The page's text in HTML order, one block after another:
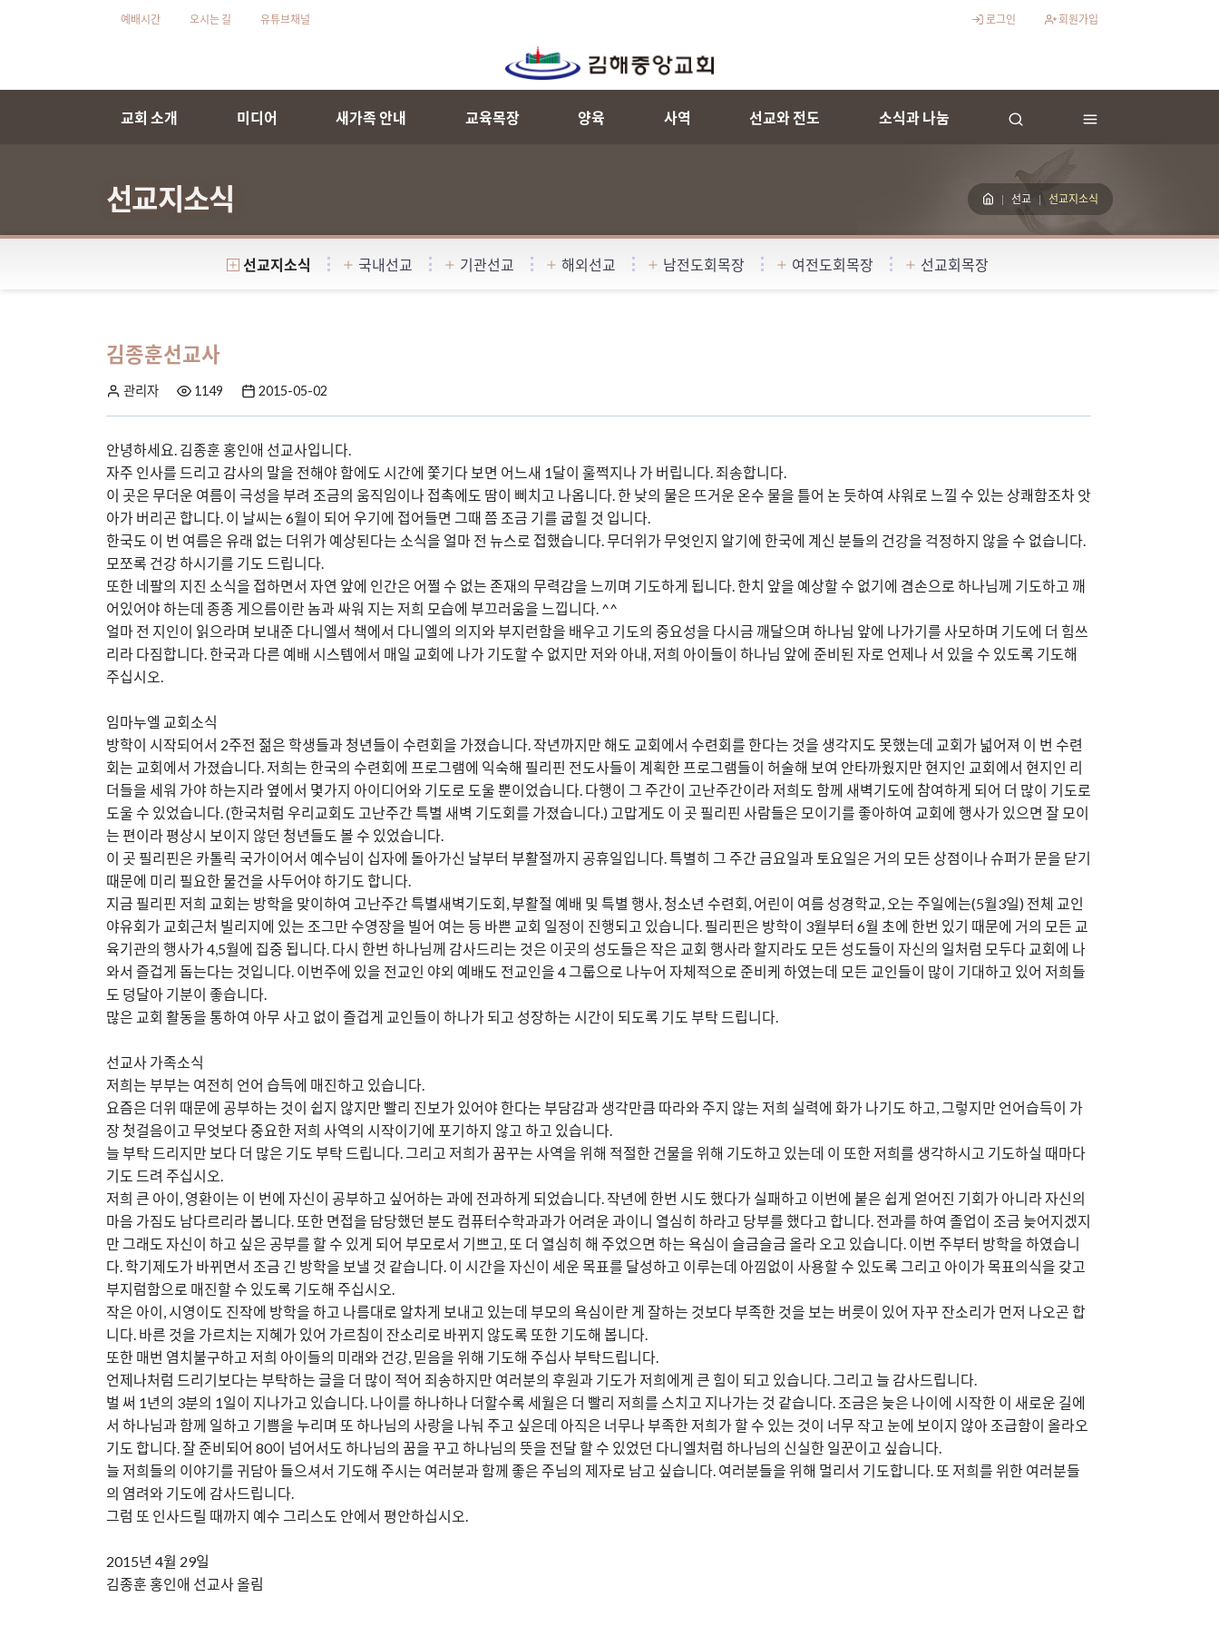
예배시간 오시는 길 유튜브채널 로그인 회원가입
교회 소개 미디어 새가족 안내 교육목장 양육 사역 선교와 전도 소식과 나눔
선교지소식 선교 선교지소식
선교지소식 국내선교 기관선교 해외선교 남전도회목장 여전도회목장 선교회목장
김종훈선교사
관리자 1149 2015-05-02
안녕하세요. 김종훈 홍인애 선교사입니다.
자주 인사를 드리고 감사의 말을 전해야 함에도 시간에 쫓기다 보면 어느새 1달이 훌쩍지나 가 버립니다. 죄송합니다.
이 곳은 무더운 여름이 극성을 부려 조금의 움직임이나 접촉에도 땀이 삐치고 나옵니다. 한 낮의 물은 뜨거운 온수 물을 틀어 논 듯하여 샤워로 느낄 수 있는 상쾌함조차 앗
아가 버리곤 합니다. 이 날씨는 6월이 되어 우기에 접어들면 그때 쯤 조금 기를 굽힐 것 입니다.
한국도 이 번 여름은 유래 없는 더위가 예상된다는 소식을 얼마 전 뉴스로 접했습니다. 무더위가 무엇인지 알기에 한국에 계신 분들의 건강을 걱정하지 않을 수 없습니다.
모쪼록 건강 하시기를 기도 드립니다.
또한 네팔의 지진 소식을 접하면서 자연 앞에 인간은 어쩔 수 없는 존재의 무력감을 느끼며 기도하게 됩니다. 한치 앞을 예상할 수 없기에 겸손으로 하나님께 기도하고 깨
어있어야 하는데 종종 게으름이란 놈과 싸워 지는 저희 모습에 부끄러움을 느낍니다. ^^
얼마 전 지인이 읽으라며 보내준 다니엘서 책에서 다니엘의 의지와 부지런함을 배우고 기도의 중요성을 다시금 깨달으며 하나님 앞에 나가기를 사모하며 기도에 더 힘쓰
리라 다짐합니다. 한국과 다른 예배 시스템에서 매일 교회에 나가 기도할 수 없지만 저와 아내, 저희 아이들이 하나님 앞에 준비된 자로 언제나 서 있을 수 있도록 기도해
주십시오.
임마누엘 교회소식
방학이 시작되어서 2주전 젊은 학생들과 청년들이 수련회을 가졌습니다. 작년까지만 해도 교회에서 수련회를 한다는 것을 생각지도 못했는데 교회가 넓어져 이 번 수련
회는 교회에서 가졌습니다. 저희는 한국의 수련회에 프로그램에 익숙해 필리핀 전도사들이 계획한 프로그램들이 허술해 보여 안타까웠지만 현지인 교회에서 현지인 리
더들을 세워 가야 하는지라 옆에서 몇가지 아이디어와 기도로 도울 뿐이었습니다. 다행이 그 주간이 고난주간이라 저희도 함께 새벽기도에 참여하게 되어 더 많이 기도로
도울 수 있었습니다. (한국처럼 우리교회도 고난주간 특별 새벽 기도회를 가졌습니다.) 고맙게도 이 곳 필리핀 사람들은 모이기를 좋아하여 교회에 행사가 있으면 잘 모이
는 편이라 평상시 보이지 않던 청년들도 볼 수 있었습니다.
이 곳 필리핀은 카톨릭 국가이어서 예수님이 십자에 돌아가신 날부터 부활절까지 공휴일입니다. 특별히 그 주간 금요일과 토요일은 거의 모든 상점이나 슈퍼가 문을 닫기
때문에 미리 필요한 물건을 사두어야 하기도 합니다.
지금 필리핀 저희 교회는 방학을 맞이하여 고난주간 특별새벽기도회, 부활절 예배 및 특별 행사, 청소년 수련회, 어린이 여름 성경학교, 오는 주일에는(5월3일) 전체 교인
야유회가 교회근처 빌리지에 있는 조그만 수영장을 빌어 여는 등 바쁜 교회 일정이 진행되고 있습니다. 필리핀은 방학이 3월부터 6월 초에 한번 있기 때문에 거의 모든 교
육기관의 행사가 4,5월에 집중 됩니다. 다시 한번 하나님께 감사드리는 것은 이곳의 성도들은 작은 교회 행사라 할지라도 모든 성도들이 자신의 일처럼 모두다 교회에 나
와서 즐겁게 돕는다는 것입니다. 이번주에 있을 전교인 야외 예배도 전교인을 4 그룹으로 나누어 자체적으로 준비케 하였는데 모든 교인들이 많이 기대하고 있어 저희들
도 덩달아 기분이 좋습니다.
많은 교회 활동을 통하여 아무 사고 없이 즐겁게 교인들이 하나가 되고 성장하는 시간이 되도록 기도 부탁 드립니다.
선교사 가족소식
저희는 부부는 여전히 언어 습득에 매진하고 있습니다.
요즘은 더위 때문에 공부하는 것이 쉽지 않지만 빨리 진보가 있어야 한다는 부담감과 생각만큼 따라와 주지 않는 저희 실력에 화가 나기도 하고, 그렇지만 언어습득이 가
장 첫걸음이고 무엇보다 중요한 저희 사역의 시작이기에 포기하지 않고 하고 있습니다.
늘 부탁 드리지만 보다 더 많은 기도 부탁 드립니다. 그리고 저희가 꿈꾸는 사역을 위해 적절한 건물을 위해 기도하고 있는데 이 또한 저희를 생각하시고 기도하실 때마다
기도 드려 주십시오.
저희 큰 아이, 영환이는 이 번에 자신이 공부하고 싶어하는 과에 전과하게 되었습니다. 작년에 한번 시도 했다가 실패하고 이번에 붙은 쉽게 얻어진 기회가 아니라 자신의
마음 가짐도 남다르리라 봅니다. 또한 면접을 담당했던 분도 컴퓨터수학과과가 어려운 과이니 열심히 하라고 당부를 했다고 합니다. 전과를 하여 졸업이 조금 늦어지겠지
만 그래도 자신이 하고 싶은 공부를 할 수 있게 되어 부모로서 기쁘고, 또 더 열심히 해 주었으면 하는 욕심이 슬금슬금 올라 오고 있습니다. 이번 주부터 방학을 하였습니
다. 학기제도가 바뀌면서 조금 긴 방학을 보낼 것 같습니다. 이 시간을 자신이 세운 목표를 달성하고 이루는데 아낌없이 사용할 수 있도록 그리고 아이가 목표의식을 갖고
부지럼함으로 매진할 수 있도록 기도해 주십시오.
작은 아이, 시영이도 진작에 방학을 하고 나름대로 알차게 보내고 있는데 부모의 욕심이란 게 잘하는 것보다 부족한 것을 보는 버릇이 있어 자꾸 잔소리가 먼저 나오곤 합
니다. 바른 것을 가르치는 지혜가 있어 가르침이 잔소리로 바뀌지 않도록 또한 기도해 봅니다.
또한 매번 염치불구하고 저희 아이들의 미래와 건강, 믿음을 위해 기도해 주십사 부탁드립니다.
언제나처럼 드리기보다는 부탁하는 글을 더 많이 적어 죄송하지만 여러분의 후원과 기도가 저희에게 큰 힘이 되고 있습니다. 그리고 늘 감사드립니다.
벌 써 1년의 3분의 1일이 지나가고 있습니다. 나이를 하나하나 더할수록 세월은 더 빨리 저희를 스치고 지나가는 것 같습니다. 조금은 늦은 나이에 시작한 이 새로운 길에
서 하나님과 함께 일하고 기쁨을 누리며 또 하나님의 사랑을 나눠 주고 싶은데 아직은 너무나 부족한 저희가 할 수 있는 것이 너무 작고 눈에 보이지 않아 조급함이 올라오
기도 합니다. 잘 준비되어 80이 넘어서도 하나님의 꿈을 꾸고 하나님의 뜻을 전달 할 수 있었던 다니엘처럼 하나님의 신실한 일꾼이고 싶습니다.
늘 저희들의 이야기를 귀담아 들으셔서 기도해 주시는 여러분과 함께 좋은 주님의 제자로 남고 싶습니다. 여러분들을 위해 멀리서 기도합니다. 또 저희를 위한 여러분들
의 염려와 기도에 감사드립니다.
그럼 또 인사드릴 때까지 예수 그리스도 안에서 평안하십시오.
2015년 4월 29일
김종훈 홍인애 선교사 올림